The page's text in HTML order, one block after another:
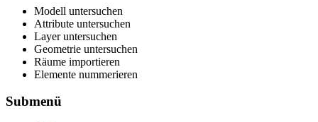
Modell untersuchen
Attribute untersuchen
Layer untersuchen
Geometrie untersuchen
Räume importieren
Elemente nummerieren
Submenü